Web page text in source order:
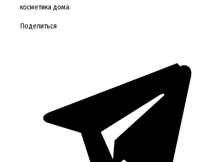
косметика дома.
Поделиться